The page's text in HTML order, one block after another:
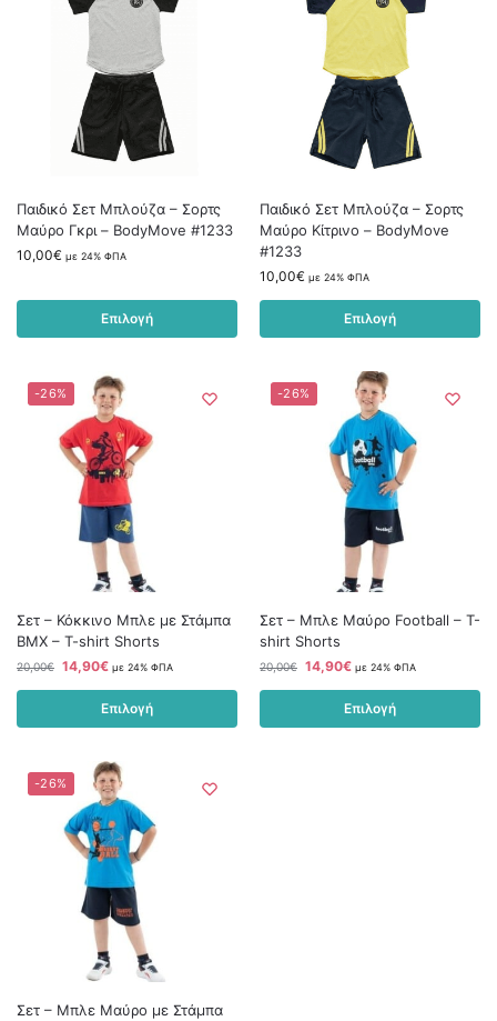
Παιδικό Σετ Μπλούζα – Σορτς
Μαύρο Γκρι – BodyMove #1233
10,00€ με 24% ΦΠΑ
Επιλογή
Παιδικό Σετ Μπλούζα – Σορτς
Μαύρο Κίτρινο – BodyMove
#1233
10,00€ με 24% ΦΠΑ
Επιλογή
-26%
Σετ – Κόκκινο Μπλε με Στάμπα
BMX – T-shirt Shorts
20,00€ 14,90€ με 24% ΦΠΑ
Επιλογή
-26%
Σετ – Μπλε Μαύρο Football – T-
shirt Shorts
20,00€ 14,90€ με 24% ΦΠΑ
Επιλογή
-26%
Σετ – Μπλε Μαύρο με Στάμπα